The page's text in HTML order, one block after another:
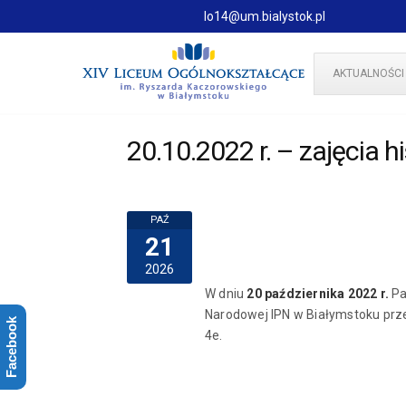
lo14@um.bialystok.pl
AKTUALNOŚCI
20.10.2022 r. – zajęcia
PAŹ
21
2026
W dniu 20 października 2022 r.
Narodowej IPN w Białymstoku
4e.
Facebook